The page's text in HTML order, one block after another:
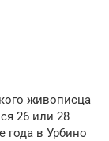
живописца
26 или 28
года в Урбино